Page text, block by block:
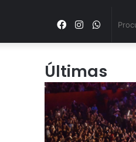
Instagram
Facebook
Últimas